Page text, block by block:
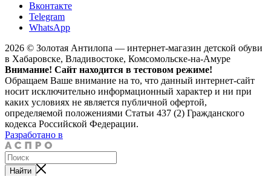
Вконтакте
Telegram
WhatsApp
2026 © Золотая Антилопа — интернет-магазин детской обуви
в Хабаровске, Владивостоке, Комсомольске-на-Амуре
Внимание! Сайт находится в тестовом режиме!
Обращаем Ваше внимание на то, что данный интернет-сайт
носит исключительно информационный характер и ни при
каких условиях не является публичной офертой,
определяемой положениями Статьи 437 (2) Гражданского
кодекса Российской Федерации.
Разработано в
Найти